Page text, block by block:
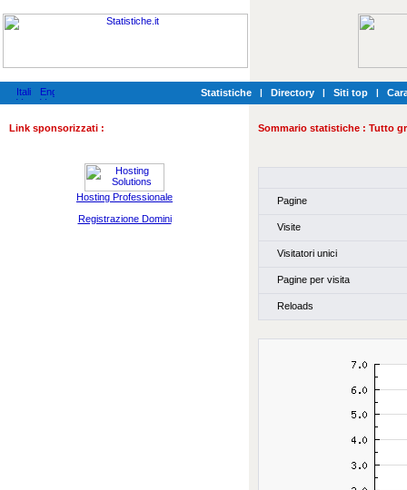
Statistiche | Directory | Siti top |
Link sponsorizzati :
Hosting Professionale
Registrazione Domini
Sommario statistiche : Tutto
Pagine
Visite
Visitatori unici
Pagine per visita
Reloads